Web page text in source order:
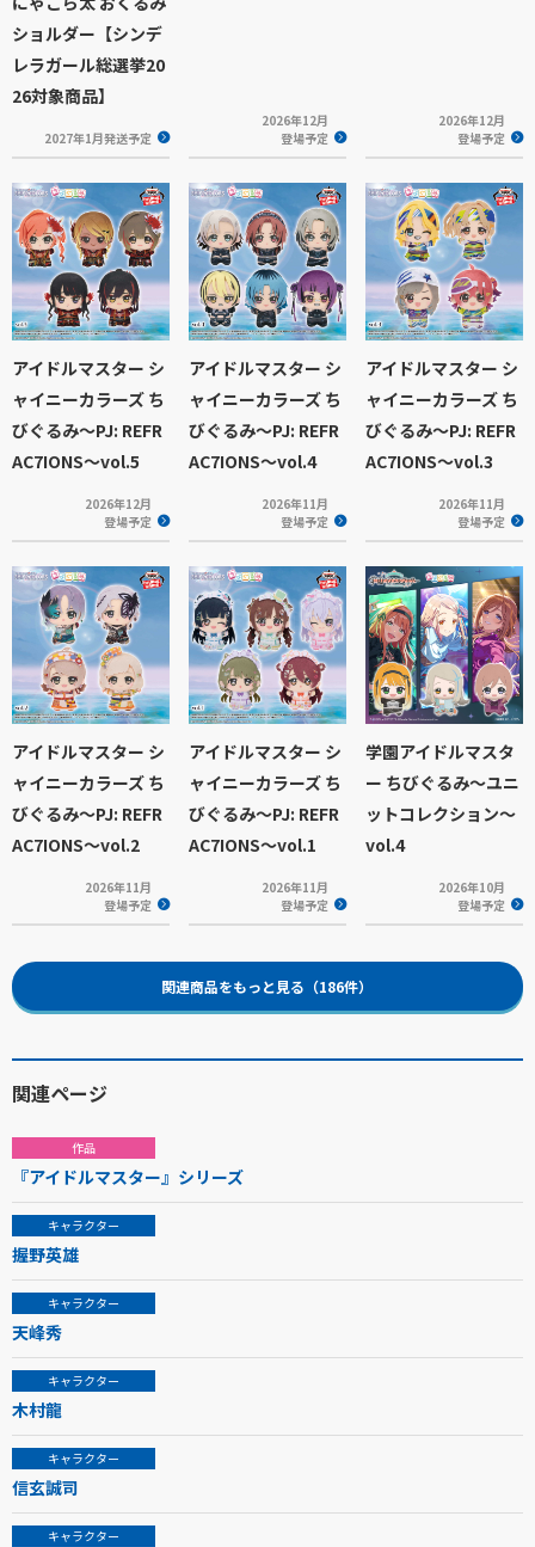
ショルダー【シンデ
レラガール総選挙20
26対象商品】
2027年1月発送予定
2026年12月
登場予定
2026年12月
登場予定
アイドルマスター シ
ャイニーカラーズ ち
びぐるみ～PJ: REFR
AC7IONS～vol.5
2026年12月
登場予定
アイドルマスター シ
ャイニーカラーズ ち
びぐるみ～PJ: REFR
AC7IONS～vol.4
2026年11月
登場予定
アイドルマスター シ
ャイニーカラーズ ち
びぐるみ～PJ: REFR
AC7IONS～vol.3
2026年11月
登場予定
アイドルマスター シ
ャイニーカラーズ ち
びぐるみ～PJ: REFR
AC7IONS～vol.2
2026年11月
登場予定
アイドルマスター シ
ャイニーカラーズ ち
びぐるみ～PJ: REFR
AC7IONS～vol.1
2026年11月
登場予定
学園アイドルマスタ
ー ちびぐるみ～ユニ
ットコレクション～
vol.4
2026年10月
登場予定
関連商品をもっと見る（186件）
関連ページ
作品
『アイドルマスター』シリーズ
キャラクター
握野英雄
キャラクター
天峰秀
キャラクター
木村龍
キャラクター
信玄誠司
キャラクター